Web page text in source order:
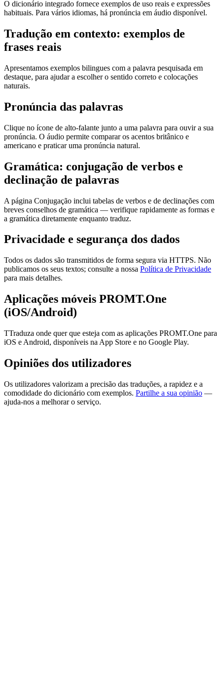
O dicionário integrado fornece exemplos de uso reais e expressões
habituais. Para vários idiomas, há pronúncia em áudio disponível.
Tradução em contexto: exemplos de
frases reais
Apresentamos exemplos bilingues com a palavra pesquisada em
destaque, para ajudar a escolher o sentido correto e colocações
naturais.
Pronúncia das palavras
Clique no ícone de alto-falante junto a uma palavra para ouvir a sua
pronúncia. O áudio permite comparar os acentos britânico e
americano e praticar uma pronúncia natural.
Gramática: conjugação de verbos e
declinação de palavras
A página Conjugação inclui tabelas de verbos e de declinações com
breves conselhos de gramática — verifique rapidamente as formas e
a gramática diretamente enquanto traduz.
Privacidade e segurança dos dados
Todos os dados são transmitidos de forma segura via HTTPS. Não
publicamos os seus textos; consulte a nossa Política de Privacidade
para mais detalhes.
Aplicações móveis PROMT.One
(iOS/Android)
TTraduza onde quer que esteja com as aplicações PROMT.One para
iOS e Android, disponíveis na App Store e no Google Play.
Opiniões dos utilizadores
Os utilizadores valorizam a precisão das traduções, a rapidez e a
comodidade do dicionário com exemplos. Partilhe a sua opinião —
ajuda-nos a melhorar o serviço.